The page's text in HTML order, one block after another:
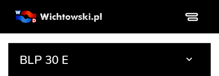
BLP 30 E 